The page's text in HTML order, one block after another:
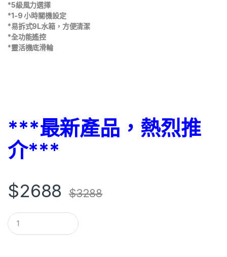
*5級風力選擇
*1-9 小時關機設定
*易拆式9L水箱，方便清潔
*全功能遙控
*靈活機底滑輪
***最新產品，熱烈推
介***
$2688 $3288
Q
u
a